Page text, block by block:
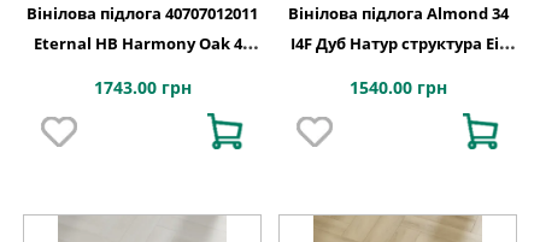
Вінілова підлога 40707012011
Eternal HB Harmony Oak 4V
1743.00 грн
Вінілова підлога Almond 34
I4F Дуб Натур структура Eir
1540.00 грн